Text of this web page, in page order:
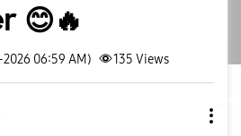
😊🔥
06:59 AM) 135 Views